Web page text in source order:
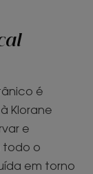
é
Klorane
e
todo o
em torno